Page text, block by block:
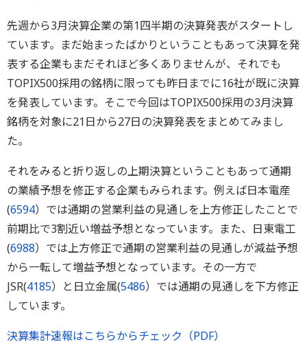
先週から3月決算企業の第1四半期の決算発表がスタートし
ています。まだ始まったばかりということもあって決算を発
表する企業もまだそれほど多くありませんが、それでも
TOPIX500採用の銘柄に限っても昨日までに16社が既に決算
を発表しています。そこで今回はTOPIX500採用の3月決算
銘柄を対象に21日から27日の決算発表をまとめてみまし
た。
それをみると折り返しの上期決算ということもあって通期
の業績予想を修正する企業もみられます。例えば日本電産
(6594）では通期の営業利益の見通しを上方修正したことで
前期比で3割近い増益予想となっています。また、日東電工
(6988）では上方修正で通期の営業利益の見通しが減益予想
から一転して増益予想となっています。その一方で
JSR(4185）と日立金属(5486）では通期の見通しを下方修正
しています。
決算集計速報はこちらからチェック（PDF）